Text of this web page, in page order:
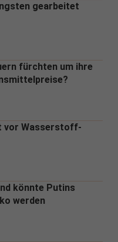
gearbeitet
fürchten um ihre
vor Wasserstoff-
könnte Putins
werden